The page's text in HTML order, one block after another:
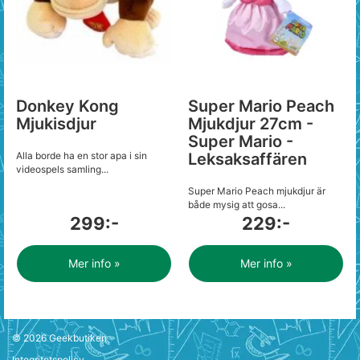
Donkey Kong
Mjukisdjur
Alla borde ha en stor apa i sin
videospels samling...
299:-
Mer info »
Super Mario Peach
Mjukdjur 27cm -
Super Mario -
Leksaksaffären
Super Mario Peach mjukdjur är
både mysig att gosa...
229:-
Mer info »
© 2026Geekbutiken